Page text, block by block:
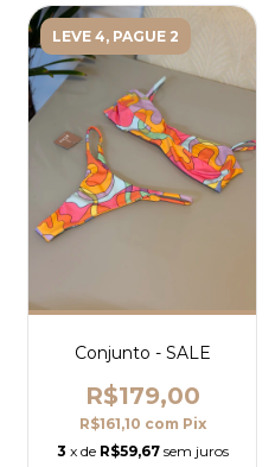
LEVE 4, PAGUE 2
Conjunto - SALE
R$179,00
R$161,10 com Pix
3 x de R$59,67 sem juros